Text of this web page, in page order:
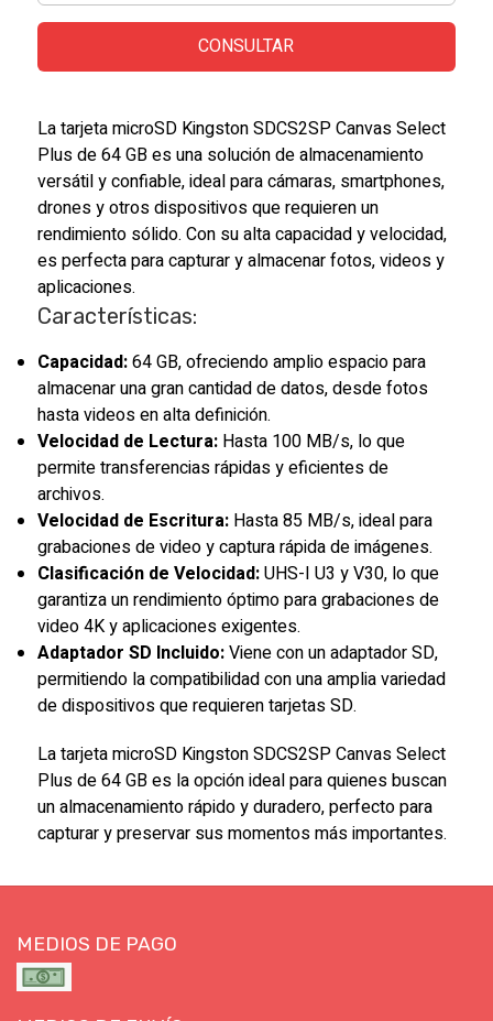
CONSULTAR
La tarjeta microSD Kingston SDCS2SP Canvas Select
Plus de 64 GB es una solución de almacenamiento
versátil y confiable, ideal para cámaras, smartphones,
drones y otros dispositivos que requieren un
rendimiento sólido. Con su alta capacidad y velocidad,
es perfecta para capturar y almacenar fotos, videos y
aplicaciones.
Características:
Capacidad:64 GB, ofreciendo amplio espacio para
almacenar una gran cantidad de datos, desde fotos
hasta videos en alta definición.
Velocidad de Lectura:Hasta 100 MB/s, lo que
permite transferencias rápidas y eficientes de
archivos.
Velocidad de Escritura:Hasta 85 MB/s, ideal para
grabaciones de video y captura rápida de imágenes.
Clasificación de Velocidad:UHS-I U3 y V30, lo que
garantiza un rendimiento óptimo para grabaciones de
video 4K y aplicaciones exigentes.
Adaptador SD Incluido:Viene con un adaptador SD,
permitiendo la compatibilidad con una amplia variedad
de dispositivos que requieren tarjetas SD.
La tarjeta microSD Kingston SDCS2SP Canvas Select
Plus de 64 GB es la opción ideal para quienes buscan
un almacenamiento rápido y duradero, perfecto para
capturar y preservar sus momentos más importantes.
MEDIOS DE PAGO